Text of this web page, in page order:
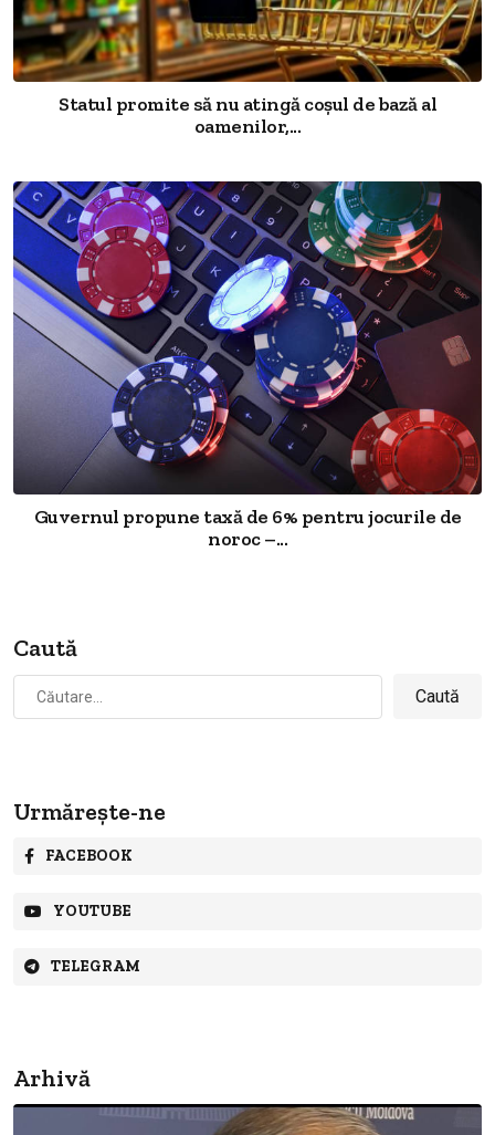
Statul promite să nu atingă coșul de bază al
oamenilor,...
Guvernul propune taxă de 6% pentru jocurile de
noroc –...
Caută
Caută
după:
Urmărește-ne
FACEBOOK
YOUTUBE
TELEGRAM
Arhivă